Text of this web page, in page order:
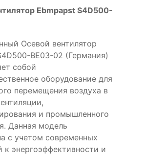
Ebmpapst S4D500-
Осевой вентилятор
BE03-02 (Германия)
собой
оборудование для
перемещения воздуха в
и промышленного
Данная модель
с учетом современных
к энергоэффективности и